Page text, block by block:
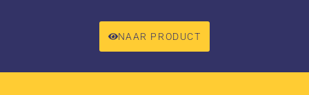
NAAR PRODUCT